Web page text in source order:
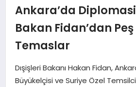
SPOR
Ankara’da Diplomasi
Bakan Fidan’dan
Temaslar
Dışişleri Bakanı Hakan Fidan,
Büyükelçisi ve Suriye Özel